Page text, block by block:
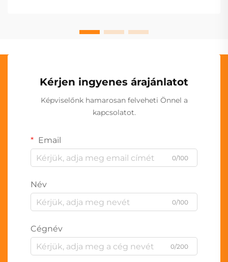
Kérjen ingyenes árajánlatot
Képviselőnk hamarosan felveheti Önnel a
kapcsolatot.
Email
0/100
Név
0/100
Cégnév
0/200